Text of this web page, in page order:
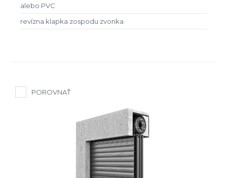
alebo PVC
revízna klapka zospodu zvonka
POROVNAŤ